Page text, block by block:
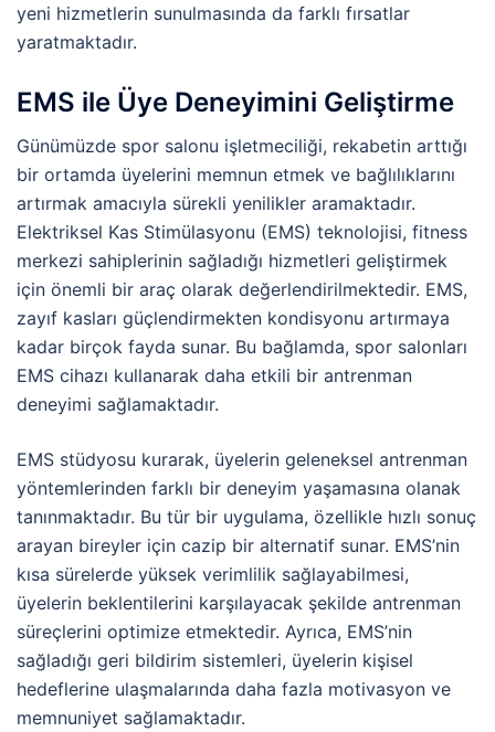
yeni hizmetlerin sunulmasında da farklı fırsatlar
yaratmaktadır.
EMS ile Üye Deneyimini Geliştirme
Günümüzde spor salonu işletmeciliği, rekabetin arttığı
bir ortamda üyelerini memnun etmek ve bağlılıklarını
artırmak amacıyla sürekli yenilikler aramaktadır.
Elektriksel Kas Stimülasyonu (EMS) teknolojisi, fitness
merkezi sahiplerinin sağladığı hizmetleri geliştirmek
için önemli bir araç olarak değerlendirilmektedir. EMS,
zayıf kasları güçlendirmekten kondisyonu artırmaya
kadar birçok fayda sunar. Bu bağlamda, spor salonları
EMS cihazı kullanarak daha etkili bir antrenman
deneyimi sağlamaktadır.
EMS stüdyosu kurarak, üyelerin geleneksel antrenman
yöntemlerinden farklı bir deneyim yaşamasına olanak
tanınmaktadır. Bu tür bir uygulama, özellikle hızlı sonuç
arayan bireyler için cazip bir alternatif sunar. EMS’nin
kısa sürelerde yüksek verimlilik sağlayabilmesi,
üyelerin beklentilerini karşılayacak şekilde antrenman
süreçlerini optimize etmektedir. Ayrıca, EMS’nin
sağladığı geri bildirim sistemleri, üyelerin kişisel
hedeflerine ulaşmalarında daha fazla motivasyon ve
memnuniyet sağlamaktadır.